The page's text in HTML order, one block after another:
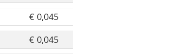
€ 0,045
€ 0,045